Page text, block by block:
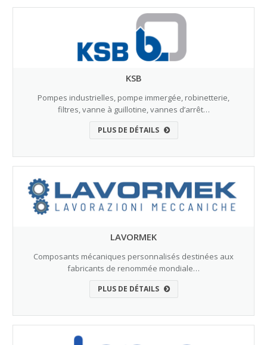
KSB
Pompes industrielles, pompe immergée, robinetterie,
filtres, vanne à guillotine, vannes d’arrêt…
PLUS DE DÉTAILS
LAVORMEK
Composants mécaniques personnalisés destinées aux
fabricants de renommée mondiale…
PLUS DE DÉTAILS